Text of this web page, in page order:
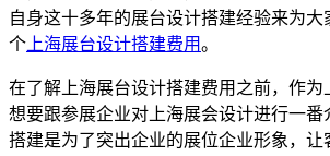
自身这十多年的展台设计搭建经验来为
个 上海展台设计搭建费用。
在了解上海展台设计搭建费用之前，作为
想要跟参展企业对上海展会设计进行一番
搭建是为了突出企业的展位企业形象，让